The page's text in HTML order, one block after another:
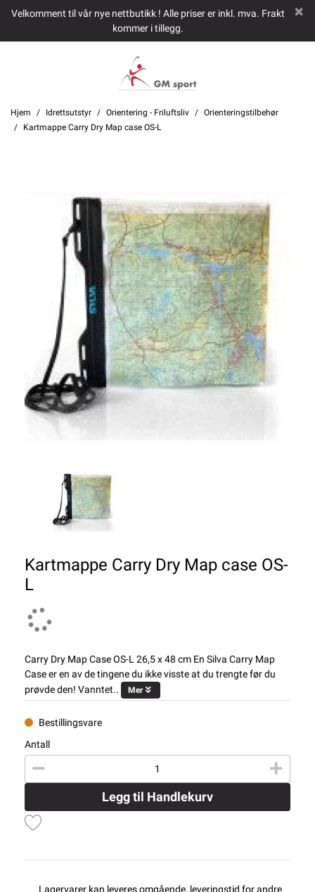
Velkomment til vår nye nettbutikk ! Alle priser er inkl. mva. Frakt
kommer i tillegg.
Hjem Idrettsutstyr Orientering - Friluftsliv
Orienteringstilbehør
Kartmappe Carry Dry Map case OS-L
Kartmappe Carry Dry Map case OS-
L
Carry Dry Map Case OS-L 26,5 x 48 cm En Silva Carry Map
Case er en av de tingene du ikke visste at du trengte før du
prøvde den! Vanntet..
Mer
Bestillingsvare
Antall
Legg til Handlekurv
Lagervarer kan leveres omgående, leveringstid for andre